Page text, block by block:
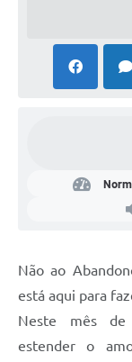
Ouvidoria
Contratos
Galeria de Vídeos
Não ao
está aqui para
Neste mês de
estender o